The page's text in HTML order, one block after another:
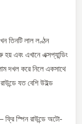
তিনটি লাল লণ্ঠন
এবং এখানে এক্সপ্যান্ডিং
দখল করে নিলে একসাথে
যত বেশি উইল্ড
ফ্রি স্পিন রাউন্ডে অটো-